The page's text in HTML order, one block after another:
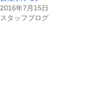
2016年7月15日
スタッフブログ